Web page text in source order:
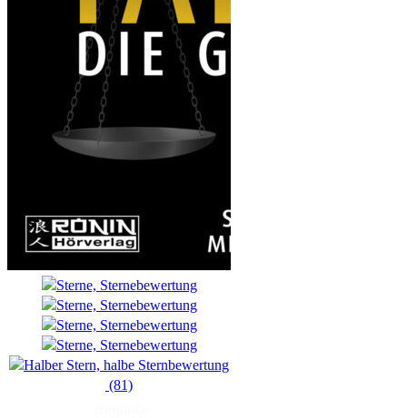
(81)